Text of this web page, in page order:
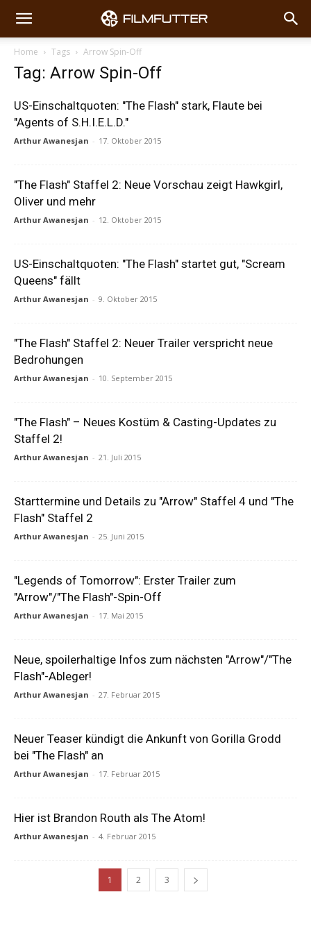
Home Tags Arrow Spin-Off
Tag: Arrow Spin-Off
US-Einschaltquoten: "The Flash" stark, Flaute bei
"Agents of S.H.I.E.L.D."
Arthur Awanesjan - 17. Oktober 2015
"The Flash" Staffel 2: Neue Vorschau zeigt Hawkgirl,
Oliver und mehr
Arthur Awanesjan - 12. Oktober 2015
US-Einschaltquoten: "The Flash" startet gut, "Scream
Queens" fällt
Arthur Awanesjan - 9. Oktober 2015
"The Flash" Staffel 2: Neuer Trailer verspricht neue
Bedrohungen
Arthur Awanesjan - 10. September 2015
"The Flash" – Neues Kostüm & Casting-Updates zu
Staffel 2!
Arthur Awanesjan - 21. Juli 2015
Starttermine und Details zu "Arrow" Staffel 4 und "The
Flash" Staffel 2
Arthur Awanesjan - 25. Juni 2015
"Legends of Tomorrow": Erster Trailer zum
"Arrow"/"The Flash"-Spin-Off
Arthur Awanesjan - 17. Mai 2015
Neue, spoilerhaltige Infos zum nächsten "Arrow"/"The
Flash"-Ableger!
Arthur Awanesjan - 27. Februar 2015
Neuer Teaser kündigt die Ankunft von Gorilla Grodd
bei "The Flash" an
Arthur Awanesjan - 17. Februar 2015
Hier ist Brandon Routh als The Atom!
Arthur Awanesjan - 4. Februar 2015
1 2 3